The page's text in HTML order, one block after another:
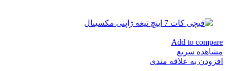
Add to compare
مشاهده سریع
افزودن به علاقه مندی